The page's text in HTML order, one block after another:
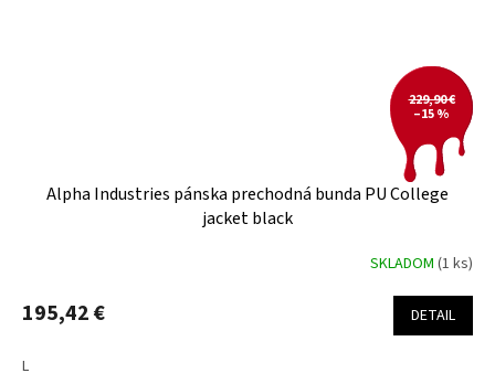
229,90 €
–15 %
Alpha Industries pánska prechodná bunda PU College
jacket black
SKLADOM (1 ks)
195,42 € DETAIL
L